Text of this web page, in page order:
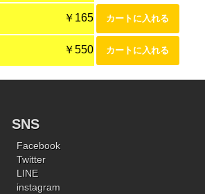
￥165
￥550
SNS
Facebook
Twitter
LINE
instagram